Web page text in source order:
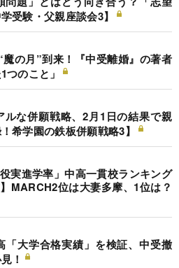
受験・父親座談会3】
の月”到来！『中受離婚』の著者
のこと」
な併願戦略、2月1日の結果で親
希学園の鉄板併願戦略3】
実進学率」中高一貫校ランキング
MARCH2位は大妻多摩、1位は？
「大学合格実績」を検証、中受撤
！